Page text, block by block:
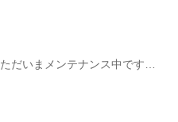
ただいまメンテナンス中です…